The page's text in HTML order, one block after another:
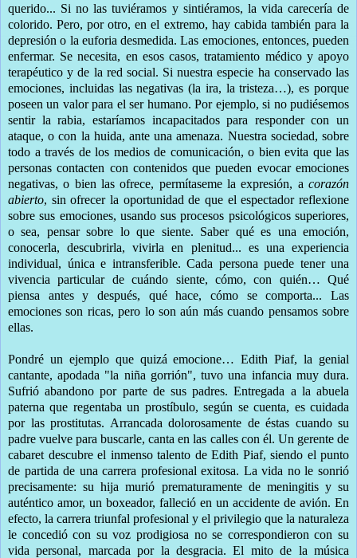
querido... Si no las tuviéramos y sintiéramos, la vida carecería de
colorido. Pero, por otro, en el extremo, hay cabida también para la
depresión o la euforia desmedida. Las emociones, entonces, pueden
enfermar. Se necesita, en esos casos, tratamiento médico y apoyo
terapéutico y de la red social. Si nuestra especie ha conservado las
emociones, incluidas las negativas (la ira, la tristeza…), es porque
poseen un valor para el ser humano. Por ejemplo, si no pudiésemos
sentir la rabia, estaríamos incapacitados para responder con un
ataque, o con la huida, ante una amenaza. Nuestra sociedad, sobre
todo a través de los medios de comunicación, o bien evita que las
personas contacten con contenidos que pueden evocar emociones
negativas, o bien las ofrece, permítaseme la expresión, a corazón
abierto, sin ofrecer la oportunidad de que el espectador reflexione
sobre sus emociones, usando sus procesos psicológicos superiores,
o sea, pensar sobre lo que siente. Saber qué es una emoción,
conocerla, descubrirla, vivirla en plenitud... es una experiencia
individual, única e intransferible. Cada persona puede tener una
vivencia particular de cuándo siente, cómo, con quién… Qué
piensa antes y después, qué hace, cómo se comporta... Las
emociones son ricas, pero lo son aún más cuando pensamos sobre
ellas.
Pondré un ejemplo que quizá emocione… Edith Piaf, la genial
cantante, apodada "la niña gorrión", tuvo una infancia muy dura.
Sufrió abandono por parte de sus padres. Entregada a la abuela
paterna que regentaba un prostíbulo, según se cuenta, es cuidada
por las prostitutas. Arrancada dolorosamente de éstas cuando su
padre vuelve para buscarle, canta en las calles con él. Un gerente de
cabaret descubre el inmenso talento de Edith Piaf, siendo el punto
de partida de una carrera profesional exitosa. La vida no le sonrió
precisamente: su hija murió prematuramente de meningitis y su
auténtico amor, un boxeador, falleció en un accidente de avión. En
efecto, la carrera triunfal profesional y el privilegio que la naturaleza
le concedió con su voz prodigiosa no se correspondieron con su
vida personal, marcada por la desgracia. El mito de la música